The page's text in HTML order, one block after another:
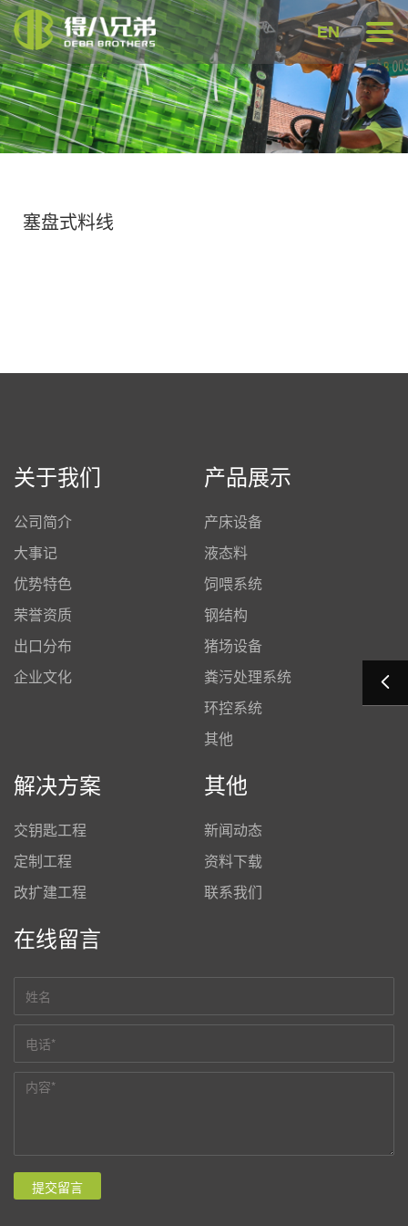
EN
塞盘式料线
关于我们
公司简介
大事记
优势特色
荣誉资质
出口分布
企业文化
产品展示
产床设备
液态料
饲喂系统
钢结构
猪场设备
粪污处理系统
环控系统
其他
解决方案
交钥匙工程
定制工程
改扩建工程
其他
新闻动态
资料下载
联系我们
在线留言